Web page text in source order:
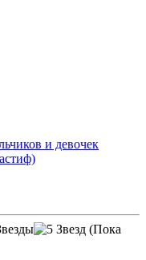
и девочек
(Пока